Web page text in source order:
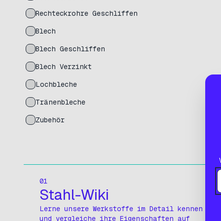
Rechteckrohre Geschliffen
Blech
Blech Geschliffen
Blech Verzinkt
Lochbleche
Tränenbleche
Zubehör
01
Stahl-Wiki
Lerne unsere Werkstoffe im Detail kennen
und vergleiche ihre Eigenschaften auf